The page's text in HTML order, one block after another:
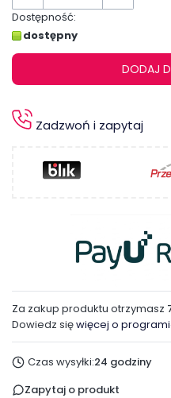
Dostępność:
dostępny
DODAJ
Zadzwoń i zapytaj
Za zakup produktu otrzymasz
Dowiedz sięwięcej o
Czas wysyłki:24 godziny
Zapytaj o produkt